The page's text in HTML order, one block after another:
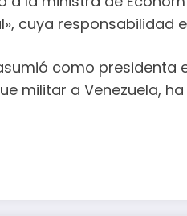
cuya
como presidenta
militar a Venezuela,